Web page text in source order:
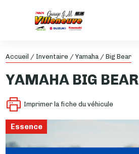
Accueil / Inventaire / Yamaha / Big Bear
YAMAHA BIG BEAR
Imprimer la fiche du véhicule
Essence